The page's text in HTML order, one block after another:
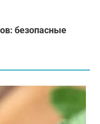
безопасные